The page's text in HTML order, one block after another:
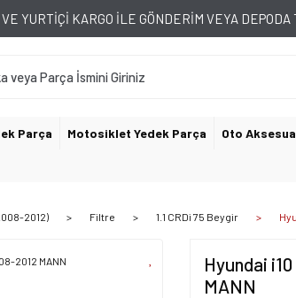
YURTİÇİ KARGO İLE GÖNDERİM VEYA
Parça Motosiklet Yedek Parça Oto
2012) Filtre 1.1 CRDi 75 Beygir
Hyundai
MANN